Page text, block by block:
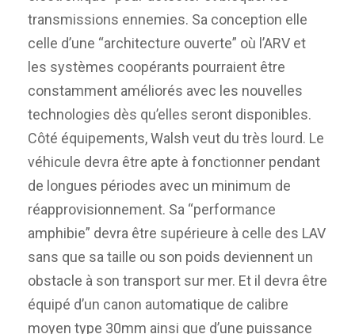
transmissions ennemies. Sa conception elle
celle d’une “architecture ouverte” où l’ARV et
les systèmes coopérants pourraient être
constamment améliorés avec les nouvelles
technologies dès qu’elles seront disponibles.
Côté équipements, Walsh veut du très lourd. Le
véhicule devra être apte à fonctionner pendant
de longues périodes avec un minimum de
réapprovisionnement. Sa “performance
amphibie” devra être supérieure à celle des LAV
sans que sa taille ou son poids deviennent un
obstacle à son transport sur mer. Et il devra être
équipé d’un canon automatique de calibre
moyen type 30mm ainsi que d’une puissance